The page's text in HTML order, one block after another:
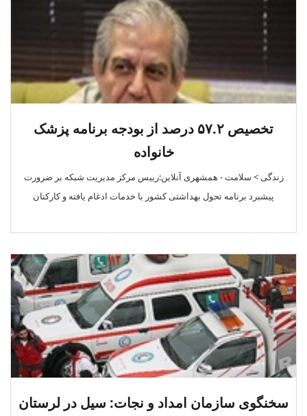
تخصیص ۵۷.۲ درصد از بودجه برنامه پزشک
خانواده
زندگی > سلامت - همشهری آنلاین:رییس مرکز مدیریت شبکه بر ضرورت
پیشبرد برنامه تحول بهداشتی کشور با خدمات ادغام یافته و کارکنان
سخنگوی سازمان امداد و نجات: سیل در لرستان